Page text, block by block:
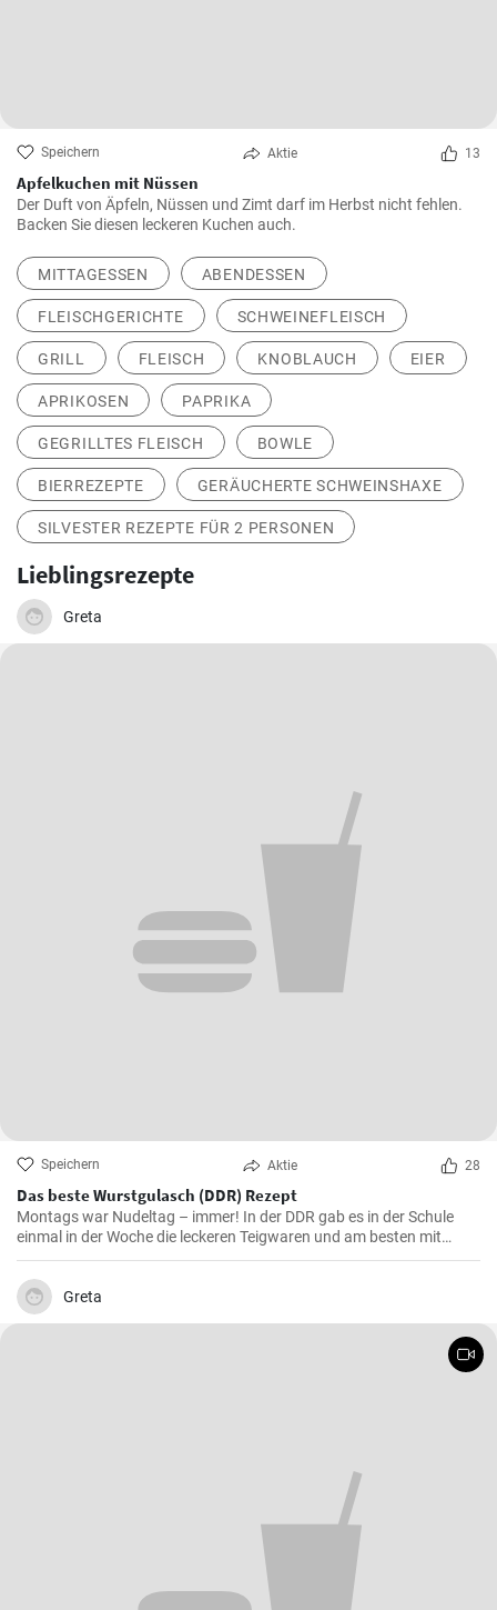
Speichern Aktie 13
Apfelkuchen mit Nüssen
Der Duft von Äpfeln, Nüssen und Zimt darf im Herbst nicht fehlen.
Backen Sie diesen leckeren Kuchen auch.
MITTAGESSEN ABENDESSEN
FLEISCHGERICHTE SCHWEINEFLEISCH
GRILL FLEISCH KNOBLAUCH EIER
APRIKOSEN PAPRIKA
GEGRILLTES FLEISCH BOWLE
BIERREZEPTE GERÄUCHERTE SCHWEINSHAXE
SILVESTER REZEPTE FÜR 2 PERSONEN
Lieblingsrezepte
Greta
Speichern Aktie 28
Das beste Wurstgulasch (DDR) Rezept
Montags war Nudeltag – immer! In der DDR gab es in der Schule
einmal in der Woche die leckeren Teigwaren und am besten mit
Wurstgulasch .Das Gulasch mit Paprika und Würstchen ist sehr
sättigend und lecker auch als Familienessen - ausprobieren lohnt .
Greta